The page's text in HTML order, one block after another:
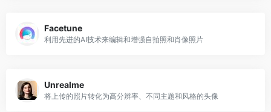
Facetune
利用先进的AI技术来编辑和增强自拍照和肖像照片
Unrealme
将上传的照片转化为高分辨率、不同主题和风格的头像